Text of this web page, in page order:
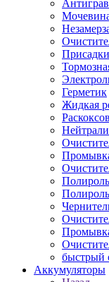
Присадки
Герметик
Жидкая
быстрый
Аккумуляторы